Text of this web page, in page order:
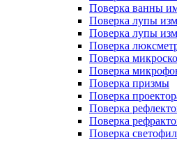
Поверка ванны
Поверка лупы
Поверка лупы
Поверка
Поверка
Поверка
Поверка призмы
Поверка
Поверка
Поверка
Поверка